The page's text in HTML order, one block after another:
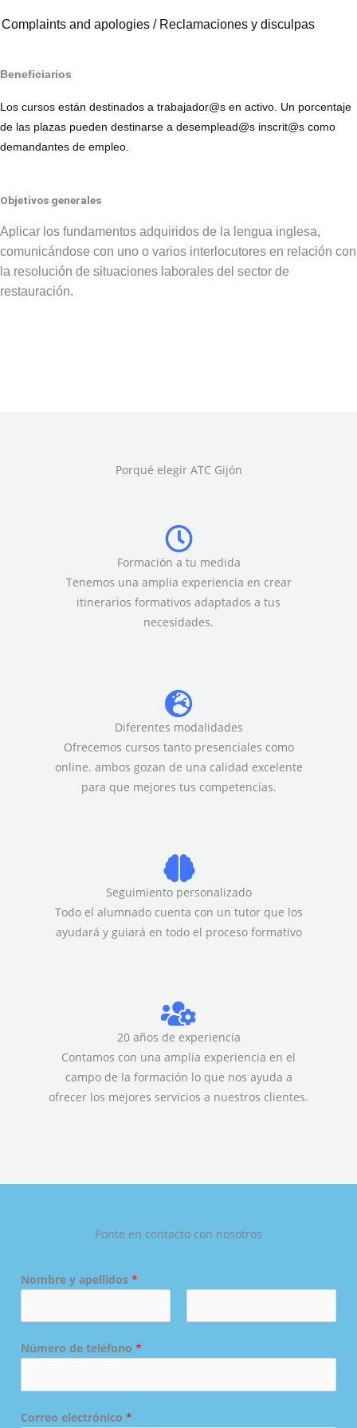
Complaints and apologies / Reclamaciones y disculpas
Beneficiarios
Los cursos están destinados a trabajador@s en activo. Un porcentaje
de las plazas pueden destinarse a desemplead@s inscrit@s como
demandantes de empleo.
Objetivos generales
Aplicar los fundamentos adquiridos de la lengua inglesa,
comunicándose con uno o varios interlocutores en relación con
la resolución de situaciones laborales del sector de
restauración.
Porqué elegir ATC Gijón
Formación a tu medida
Tenemos una amplia experiencia en crear
itinerarios formativos adaptados a tus
necesidades.
Diferentes modalidades
Ofrecemos cursos tanto presenciales como
online. ambos gozan de una calidad excelente
para que mejores tus competencias.
Seguimiento personalizado
Todo el alumnado cuenta con un tutor que los
ayudará y guiará en todo el proceso formativo
20 años de experiencia
Contamos con una amplia experiencia en el
campo de la formación lo que nos ayuda a
ofrecer los mejores servicios a nuestros clientes.
Ponte en contacto con nosotros
Nombre y apellidos *
o
e
Número de teléfono *
Correo electrónico *